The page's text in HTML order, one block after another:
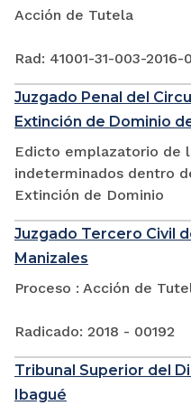
Acción de Tutela
Rad: 41001-31-003-
Juzgado Penal del
Extinción de Dominio
Edicto emplazatorio de
indeterminados dentro
Extinción de Dominio
Juzgado Tercero Civil
Manizales
Proceso : Acción de
Radicado: 2018 - 00192
Tribunal Superior del
Ibagué